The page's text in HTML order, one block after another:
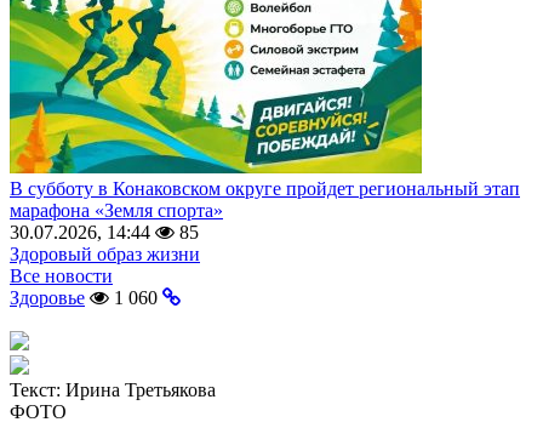
В субботу в Конаковском округе пройдет региональный этап
марафона «Земля спорта»
30.07.2026, 14:44
85
Здоровый образ жизни
Все новости
Здоровье
1 060
Текст: Ирина Третьякова
ФОТО